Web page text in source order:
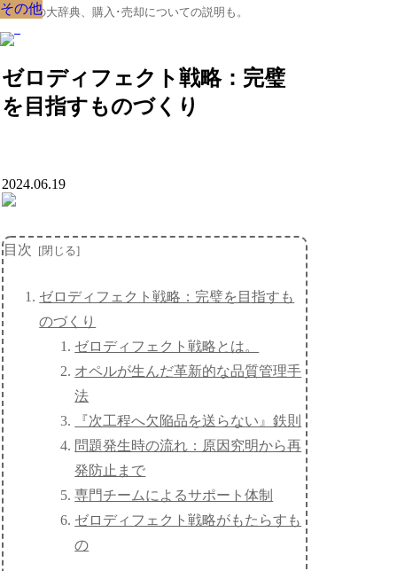
クルマの大辞典、購入･売却についての説明も。
ゼロディフェクト戦略：完璧
を目指すものづくり
その他
2024.06.19
目次
ゼロディフェクト戦略：完璧を目指すも
のづくり
ゼロディフェクト戦略とは。
オペルが生んだ革新的な品質管理手
法
『次工程へ欠陥品を送らない』鉄則
問題発生時の流れ：原因究明から再
発防止まで
専門チームによるサポート体制
ゼロディフェクト戦略がもたらすも
の
その他
その他
その他
その他
その他
その他
その他
その他